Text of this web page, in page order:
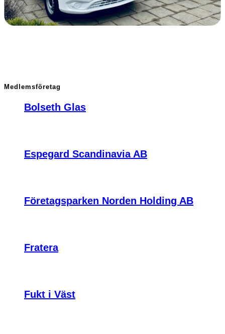
Medlemsföretag
Bolseth Glas
Espegard Scandinavia AB
Företagsparken Norden Holding AB
Fratera
Fukt i Väst